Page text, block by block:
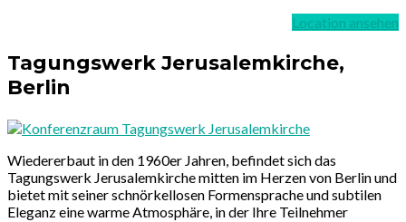
Location ansehen
Tagungswerk Jerusalemkirche,
Berlin
Wiedererbaut in den 1960er Jahren, befindet sich das
Tagungswerk Jerusalemkirche mitten im Herzen von Berlin und
bietet mit seiner schnörkellosen Formensprache und subtilen
Eleganz eine warme Atmosphäre, in der Ihre Teilnehmer